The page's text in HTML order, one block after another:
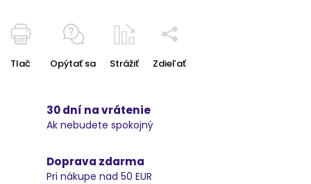
Tlač Opýtať sa Strážiť Zdieľať
30 dní na vrátenie
Ak nebudete spokojný
Doprava zdarma
Pri nákupe nad 50 EUR